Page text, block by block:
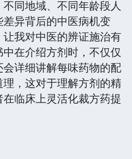
同地域、不同年龄段人
异背后的中医病机变
我对中医的辨证施治有
在介绍方剂时，不仅仅
详细讲解每味药物的配
，这对于理解方剂的精
临床上灵活化裁方药提